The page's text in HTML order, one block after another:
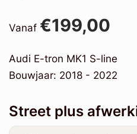
Vanaf €199,00
Audi E-tron MK1 S-line
Bouwjaar: 2018 - 2022
Street plus